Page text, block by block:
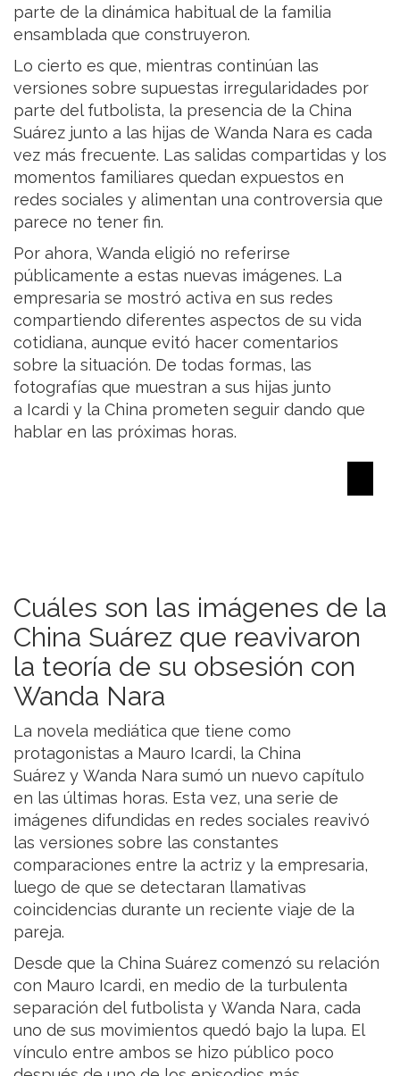
parte de la dinámica habitual de la familia
ensamblada que construyeron.
Lo cierto es que, mientras continúan las
versiones sobre supuestas irregularidades por
parte del futbolista, la presencia de la China
Suárez junto a las hijas de Wanda Nara es cada
vez más frecuente. Las salidas compartidas y los
momentos familiares quedan expuestos en
redes sociales y alimentan una controversia que
parece no tener fin.
Por ahora, Wanda eligió no referirse
públicamente a estas nuevas imágenes. La
empresaria se mostró activa en sus redes
compartiendo diferentes aspectos de su vida
cotidiana, aunque evitó hacer comentarios
sobre la situación. De todas formas, las
fotografías que muestran a sus hijas junto
a Icardi y la China prometen seguir dando que
hablar en las próximas horas.
Cuáles son las imágenes de la
China Suárez que reavivaron
la teoría de su obsesión con
Wanda Nara
La novela mediática que tiene como
protagonistas a Mauro Icardi, la China
Suárez y Wanda Nara sumó un nuevo capítulo
en las últimas horas. Esta vez, una serie de
imágenes difundidas en redes sociales reavivó
las versiones sobre las constantes
comparaciones entre la actriz y la empresaria,
luego de que se detectaran llamativas
coincidencias durante un reciente viaje de la
pareja.
Desde que la China Suárez comenzó su relación
con Mauro Icardi, en medio de la turbulenta
separación del futbolista y Wanda Nara, cada
uno de sus movimientos quedó bajo la lupa. El
vínculo entre ambos se hizo público poco